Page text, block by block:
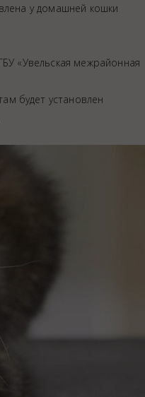
у домашней кошки
«Увельская межрайонная
будет установлен